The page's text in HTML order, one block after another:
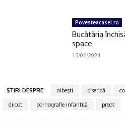
Povesteacasei.ro
Bucătăria
space
15/06/2024
ŞTIRI DESPRE: albeşti biserică
diicot
pornografie infantilă preot